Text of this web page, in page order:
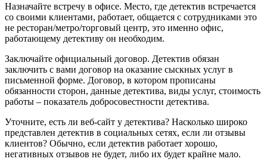
Назначайте встречу в офисе. Место, где детектив встречается
со своими клиентами, работает, общается с сотрудниками это
не ресторан/метро/торговый центр, это именно офис,
работающему детективу он необходим.
Заключайте официальный договор. Детектив обязан
заключить с вами договор на оказание сыскных услуг в
письменной форме. Договор, в котором прописаны
обязанности сторон, данные детектива, виды услуг, стоимость
работы – показатель добросовестности детектива.
Уточните, есть ли веб-сайт у детектива? Насколько широко
представлен детектив в социальных сетях, если ли отзывы
клиентов? Обычно, если детектив работает хорошо,
негативных отзывов не будет, либо их будет крайне мало.